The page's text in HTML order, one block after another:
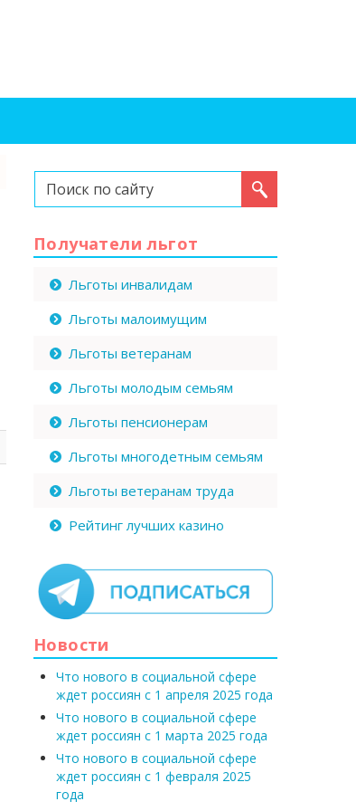
Искать...
Получатели льгот
Льготы инвалидам
Льготы малоимущим
Льготы ветеранам
Льготы молодым семьям
Льготы пенсионерам
Льготы многодетным семьям
Льготы ветеранам труда
Рейтинг лучших казино
Новости
Что нового в социальной сфере
ждет россиян с 1 апреля 2025 года
Что нового в социальной сфере
ждет россиян с 1 марта 2025 года
Что нового в социальной сфере
ждет россиян с 1 февраля 2025
года